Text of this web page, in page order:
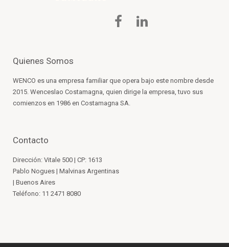
Quienes Somos
WENCO es una empresa familiar que opera bajo este nombre desde
2015. Wenceslao Costamagna, quien dirige la empresa, tuvo sus
comienzos en 1986 en Costamagna SA.
Contacto
Dirección: Vitale 500 | CP: 1613
Pablo Nogues | Malvinas Argentinas
| Buenos Aires
Teléfono: 11 2471 8080